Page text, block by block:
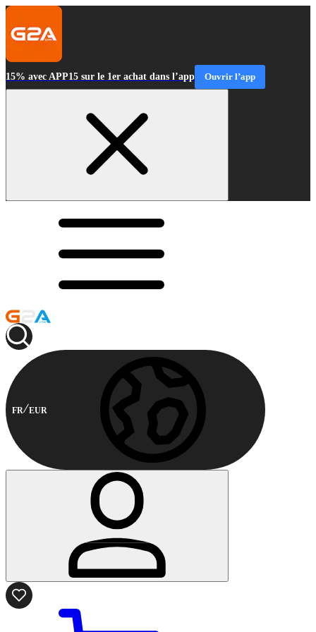
15% avec APP15 sur le 1er achat dans l’app Ouvrir l’app
FR EUR